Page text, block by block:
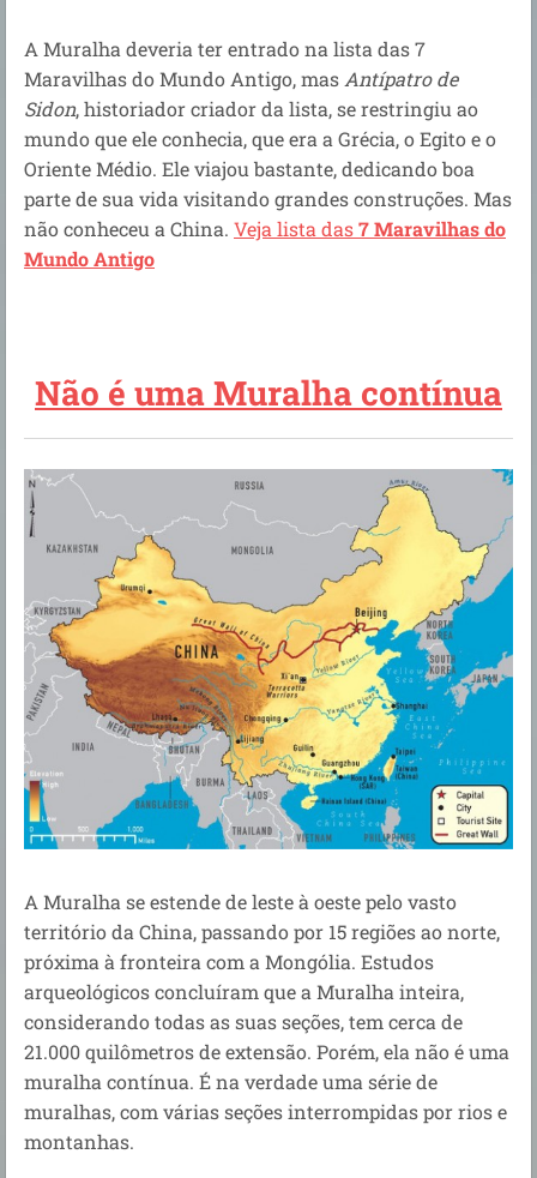
A Muralha deveria ter entrado na lista das 7
Maravilhas do Mundo Antigo, mas Antípatro de
Sidon, historiador criador da lista, serestringiu ao
mundo que ele conhecia, que era a Grécia, o Egito e o
Oriente Médio. Eleviajou bastante, dedicando boa
parte de sua vida visitando grandes construções. Mas
não conheceu a China. Veja lista das7 Maravilhas do
Mundo Antigo
Não é uma Muralha contínua
A Muralha se estende de leste à oeste pelo vasto
território da China, passando por 15 regiões ao norte,
próxima à fronteira com a Mongólia. Estudos
arqueológicos concluíram que a Muralha inteira,
considerando todas as suas seções, tem cerca de
21.000 quilômetros de extensão. Porém, ela não é uma
muralha contínua. É na verdade uma série de
muralhas, com várias seções interrompidas por rios e
montanhas.